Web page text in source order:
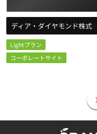
ディア・ダイヤモンド株式会社様
Lightプラン
コーポレートサイト